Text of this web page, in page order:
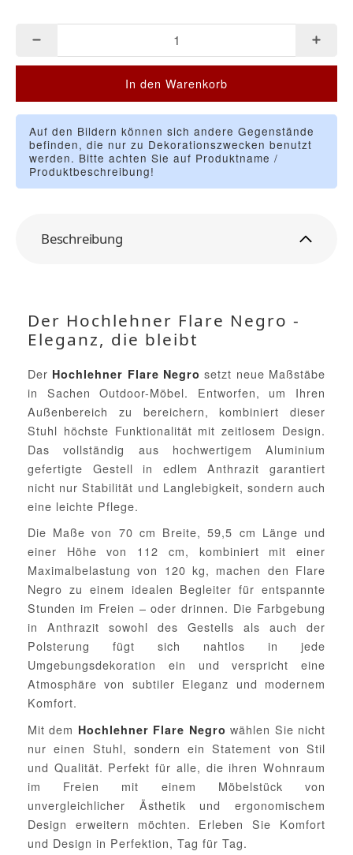
In den Warenkorb
Auf den Bildern können sich andere Gegenstände
befinden, die nur zu Dekorationszwecken benutzt
werden. Bitte achten Sie auf Produktname /
Produktbeschreibung!
Beschreibung
Der Hochlehner Flare Negro -
Eleganz, die bleibt
Der Hochlehner Flare Negro setzt neue Maßstäbe
in Sachen Outdoor-Möbel. Entworfen, um Ihren
Außenbereich zu bereichern, kombiniert dieser
Stuhl höchste Funktionalität mit zeitlosem Design.
Das vollständig aus hochwertigem Aluminium
gefertigte Gestell in edlem Anthrazit garantiert
nicht nur Stabilität und Langlebigkeit, sondern auch
eine leichte Pflege.
Die Maße von 70 cm Breite, 59,5 cm Länge und
einer Höhe von 112 cm, kombiniert mit einer
Maximalbelastung von 120 kg, machen den Flare
Negro zu einem idealen Begleiter für entspannte
Stunden im Freien – oder drinnen. Die Farbgebung
in Anthrazit sowohl des Gestells als auch der
Polsterung fügt sich nahtlos in jede
Umgebungsdekoration ein und verspricht eine
Atmosphäre von subtiler Eleganz und modernem
Komfort.
Mit dem Hochlehner Flare Negro wählen Sie nicht
nur einen Stuhl, sondern ein Statement von Stil
und Qualität. Perfekt für alle, die ihren Wohnraum
im Freien mit einem Möbelstück von
unvergleichlicher Ästhetik und ergonomischem
Design erweitern möchten. Erleben Sie Komfort
und Design in Perfektion, Tag für Tag.